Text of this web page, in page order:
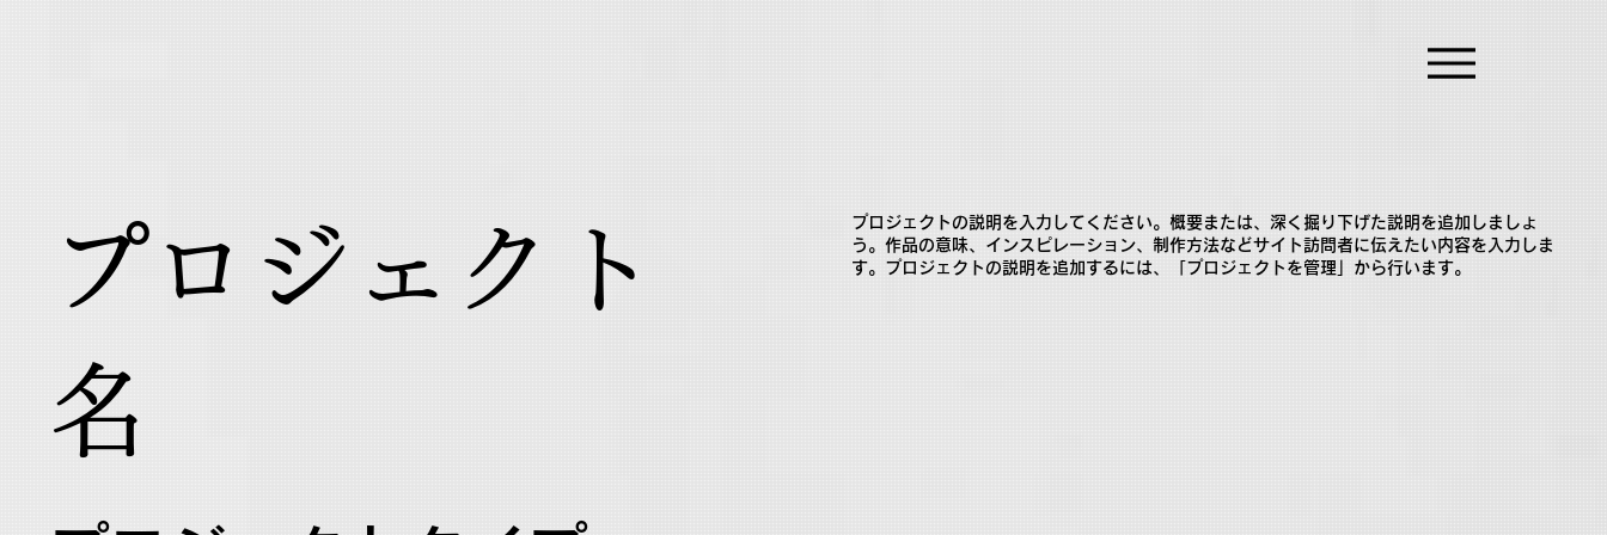
プロジェクト
名
プロジェクトの説明を入力してください。概要または、深く掘り下げた説明を追加しましょ
う。作品の意味、インスピレーション、制作方法などサイト訪問者に伝えたい内容を入力しま
す。プロジェクトの説明を追加するには、「プロジェクトを管理」から行います。